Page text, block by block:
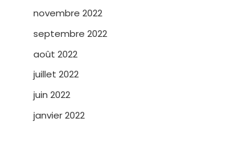
novembre 2022
septembre 2022
août 2022
juillet 2022
juin 2022
janvier 2022